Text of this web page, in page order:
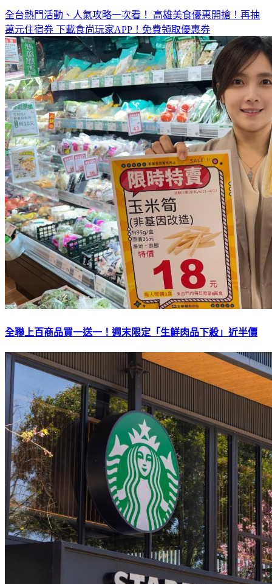
全台熱門活動、人氣攻略一次看！ 高雄美食優惠開搶！再抽
萬元住宿券 下載食尚玩家APP！免費領取優惠券
全聯上百商品買一送一！週末限定「生鮮肉品下殺」近半價